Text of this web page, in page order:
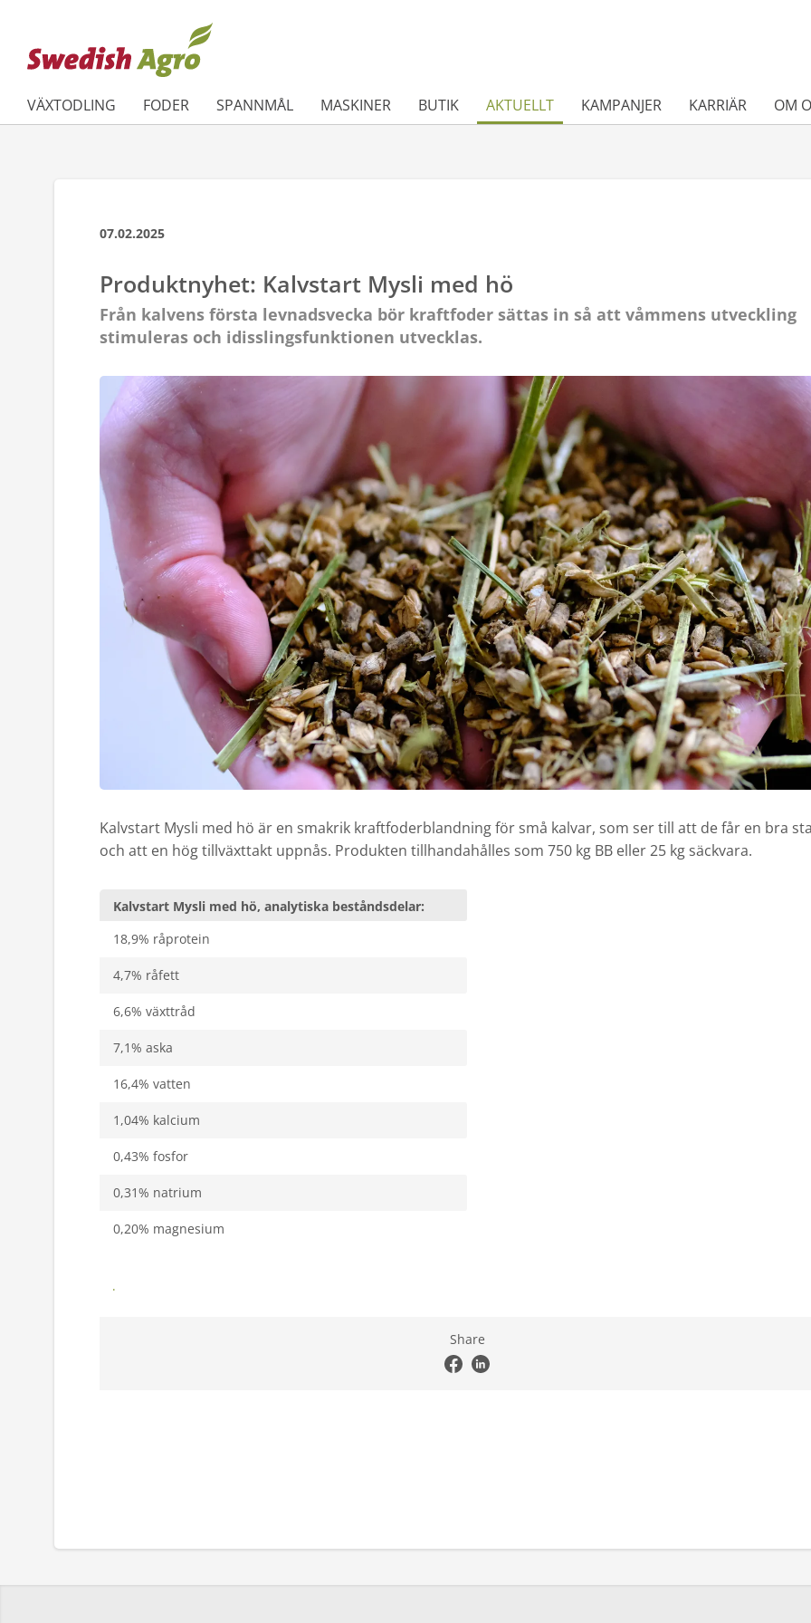
VÄXTODLING FODER SPANNMÅL MASKINER BUTIK AKTUELLT KAMPANJER KARRIÄR OM
07.02.2025
Produktnyhet: Kalvstart Mysli med hö
Från kalvens första levnadsvecka bör kraftfoder sättas in så att våmmens utveckling
stimuleras och idisslingsfunktionen utvecklas.
Kalvstart Mysli med hö är en smakrik kraftfoderblandning för små kalvar, som ser till att de får en bra
och att en hög tillväxttakt uppnås. Produkten tillhandahålles som 750 kg BB eller 25 kg säckvara.
Kalvstart Mysli med hö, analytiska beståndsdelar:
18,9% råprotein
4,7% råfett
6,6% växttråd
7,1% aska
16,4% vatten
1,04% kalcium
0,43% fosfor
0,31% natrium
0,20% magnesium
Kontakta din säljare
Share